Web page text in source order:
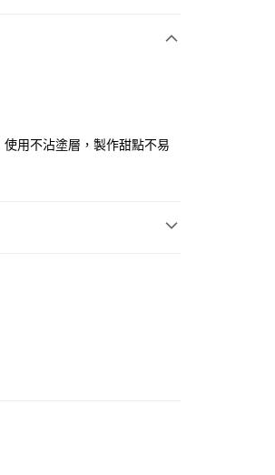
運費用不沾塗層，製作甜點不易